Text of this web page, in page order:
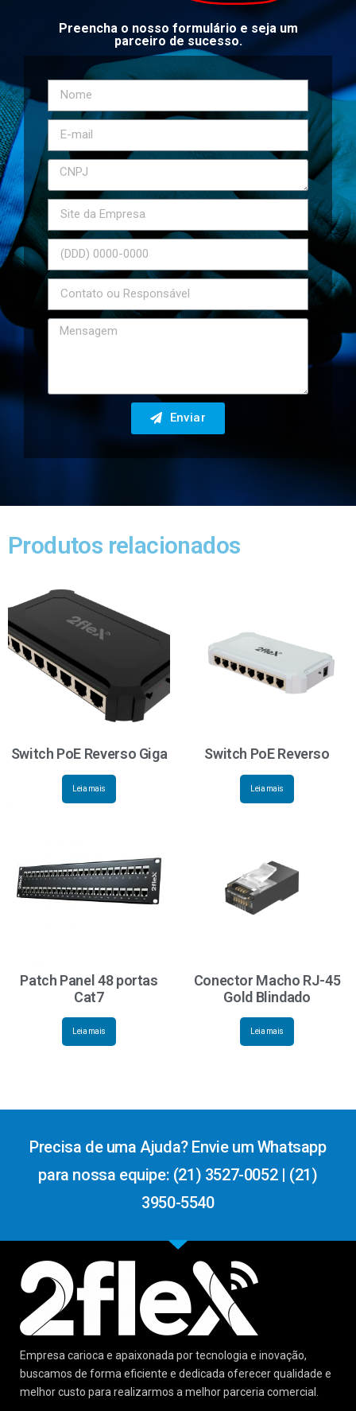
Preencha o nosso formulário e seja um
parceiro de sucesso.
Enviar
Produtos relacionados
Switch PoE Reverso Giga
Leia mais
Switch PoE Reverso
Leia mais
Patch Panel 48 portas
Cat7
Leia mais
Conector Macho RJ-45
Gold Blindado
Leia mais
Precisa de uma Ajuda? Envie um Whatsapp
para nossa equipe: (21) 3527-0052 | (21)
3950-5540
Empresa carioca e apaixonada por tecnologia e inovação,
buscamos de forma eficiente e dedicada oferecer qualidade e
melhor custo para realizarmos a melhor parceria comercial.